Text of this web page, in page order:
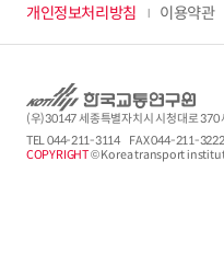
개인정보처리방침 이용약관
(우)30147 세종특별자치시 시청대로
TEL044-211-3114
FAX 044-211-3222
COPYRIGHT© Korea transport